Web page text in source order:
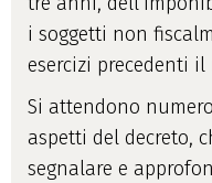
i soggetti non
esercizi precedenti
Si attendono
aspetti del decreto,
segnalare e